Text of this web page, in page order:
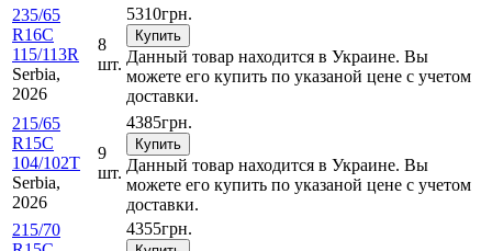
235/65
R16C
115/113R
Serbia,
2026
8
шт.
5310грн.
Купить
Данный товар находится в Украине. Вы
можете его купить по указаной цене с учетом
доставки.
215/65
R15C
104/102T
Serbia,
2026
9
шт.
4385грн.
Купить
Данный товар находится в Украине. Вы
можете его купить по указаной цене с учетом
доставки.
215/70
4355грн.